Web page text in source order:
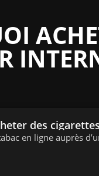
des
en ligne auprès